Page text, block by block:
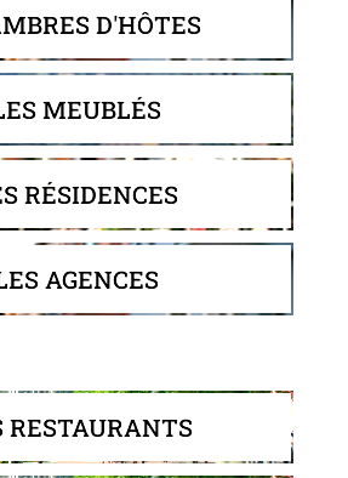
D'HÔTES
MEUBLÉS
RÉSIDENCES
AGENCES
RESTAURANTS